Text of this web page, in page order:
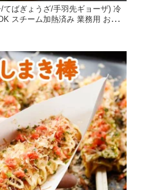
てばぎょうざ/手羽先ギョーザ) 冷
スチーム加熱済み 業務用 おかず
お祭り 夏祭り 惣菜 手羽先餃子
料